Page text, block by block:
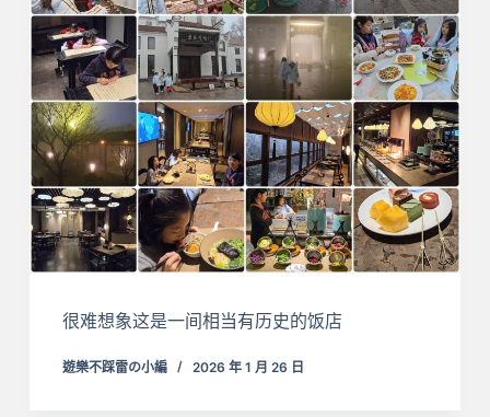
很难想象这是一间相当有历史的饭店
遊樂不踩雷の小編 2026 年 1 月 26 日